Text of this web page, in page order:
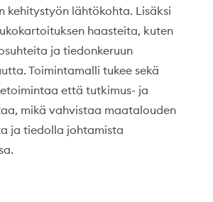
kehitystyön lähtökohta. Lisäksi
haasteita, kuten
ja tiedonkeruun
Toimintamalli tukee sekä
että tutkimus- ja
mikä vahvistaa maatalouden
ja tiedolla johtamista